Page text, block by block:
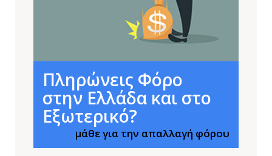
Πληρώνεις Φόρο
στην Ελλάδα και στο
Εξωτερικό?
μάθε για την απαλλαγή φόρου